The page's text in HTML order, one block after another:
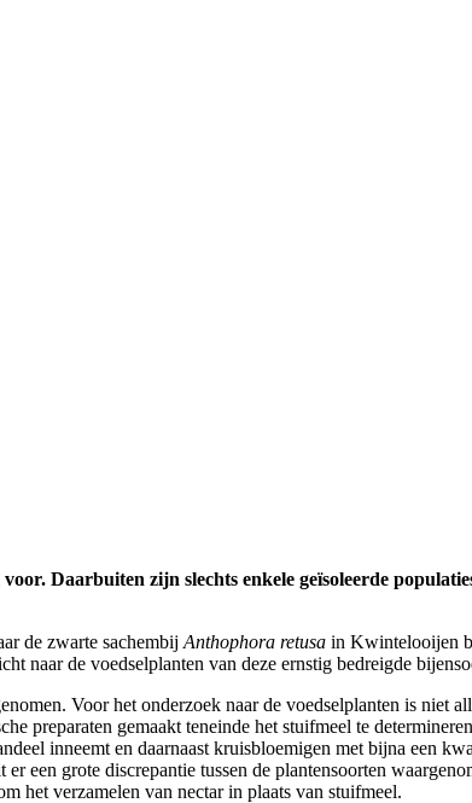
Daarbuiten zijn slechts enkele geïsoleerde
de zwarte sachembij Anthophora retusa in Kwintelooijen
naar de voedselplanten van deze ernstig bedreigde
Voor het onderzoek naar de voedselplanten is niet
preparaten gemaakt teneinde het stuifmeel te
inneemt en daarnaast kruisbloemigen met bijna een
een grote discrepantie tussen de plantensoorten
het verzamelen van nectar in plaats van stuifmeel.